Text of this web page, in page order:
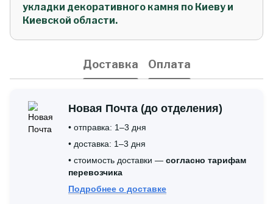
укладки декоративного камня по Киеву и
Киевской области.
Доставка Оплата
Новая Почта (до отделения)
• отправка: 1–3 дня
• доставка: 1–3 дня
• стоимость доставки — согласно тарифам
перевозчика
Подробнее о доставке